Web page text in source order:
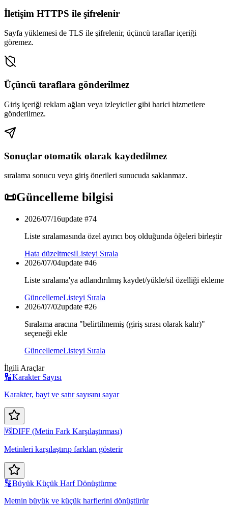
İletişim HTTPS ile şifrelenir
Sayfa yüklemesi de TLS ile şifrelenir, üçüncü taraflar içeriği
göremez.
Üçüncü taraflara gönderilmez
Giriş içeriği reklam ağları veya izleyiciler gibi harici hizmetlere
gönderilmez.
Sonuçlar otomatik olarak kaydedilmez
sıralama sonucu veya giriş önerileri sunucuda saklanmaz.
📜Güncelleme bilgisi
2026/07/16update #74
Liste sıralamasında özel ayırıcı boş olduğunda öğeleri birleştir
Hata düzeltmesiListeyi Sırala
2026/07/04update #46
Liste sıralama'ya adlandırılmış kaydet/yükle/sil özelliği ekleme
GüncellemeListeyi Sırala
2026/07/02update #26
Sıralama aracına "belirtilmemiş (giriş sırası olarak kalır)"
seçeneği ekle
GüncellemeListeyi Sırala
İlgili Araçlar
🔢Karakter Sayısı
Karakter, bayt ve satır sayısını sayar
🆚DIFF (Metin Fark Karşılaştırması)
Metinleri karşılaştırıp farkları gösterir
🔠Büyük Küçük Harf Dönüştürme
Metnin büyük ve küçük harflerini dönüştürür